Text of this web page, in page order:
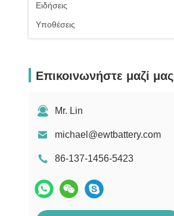
Ειδήσεις
Υποθέσεις
Επικοινωνήστε μαζί μας
Mr. Lin
michael@ewtbattery.com
86-137-1456-5423